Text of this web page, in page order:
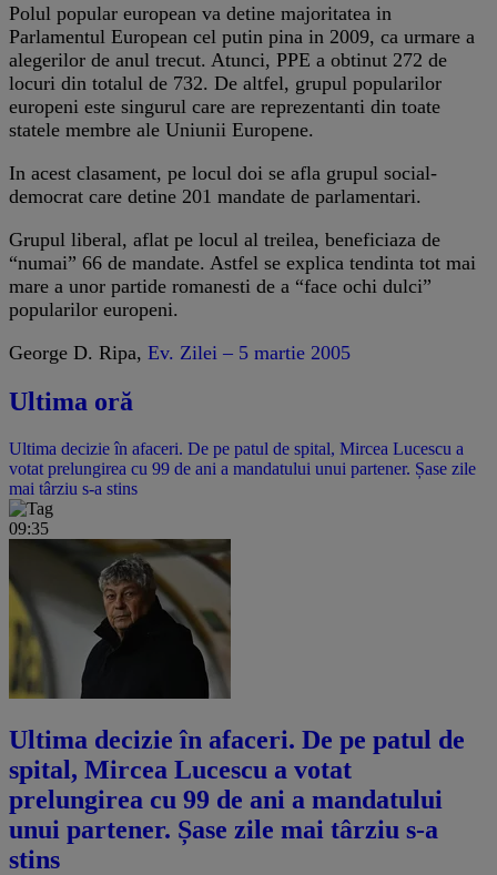
Polul popular european va detine majoritatea in
Parlamentul European cel putin pina in 2009, ca urmare a
alegerilor de anul trecut. Atunci, PPE a obtinut 272 de
locuri din totalul de 732. De altfel, grupul popularilor
europeni este singurul care are reprezentanti din toate
statele membre ale Uniunii Europene.
In acest clasament, pe locul doi se afla grupul social-
democrat care detine 201 mandate de parlamentari.
Grupul liberal, aflat pe locul al treilea, beneficiaza de
“numai” 66 de mandate. Astfel se explica tendinta tot mai
mare a unor partide romanesti de a “face ochi dulci”
popularilor europeni.
George D. Ripa, Ev. Zilei – 5 martie 2005
Ultima oră
Ultima decizie în afaceri. De pe patul de spital, Mircea Lucescu a
votat prelungirea cu 99 de ani a mandatului unui partener. Șase zile
mai târziu s-a stins
09:35
Ultima decizie în afaceri. De pe patul de
spital, Mircea Lucescu a votat
prelungirea cu 99 de ani a mandatului
unui partener. Șase zile mai târziu s-a
stins